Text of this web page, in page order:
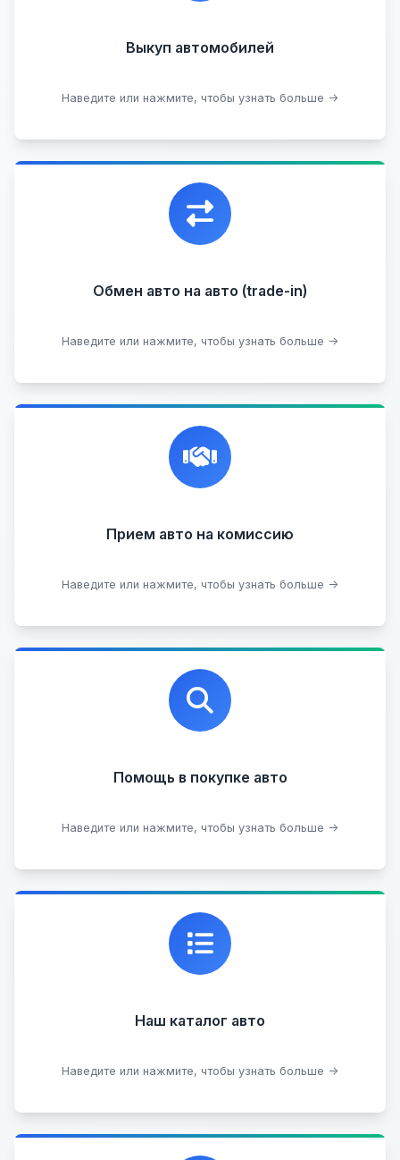
Выкуп автомобилей
Наведите или нажмите, чтобы узнать больше →
Проблемные
В залоге
Узнать стоимость
Обмен авто на авто (trade-in)
Наведите или нажмите, чтобы узнать больше →
Уникальная возможность обменять ваш
автомобиль с доплатой, подобрав вам
подходящий вариант.
Подобрать авто
Прием авто на комиссию
Наведите или нажмите, чтобы узнать больше →
Честная и профессиональная экспертиза, реклама,
переговоры с клиентами, подготовка документов,
сопровождение сделки.
Прием битых авто
Оставить на комиссии
Помощь в покупке авто
Наведите или нажмите, чтобы узнать больше →
Профессиональная помощь в выборе автомобиля
на любых торговых площадках с проверкой
юридической чистоты.
Подобрать авто
Наш каталог авто
Наведите или нажмите, чтобы узнать больше →
Каталог проверенных автомобилей в отличном
состоянии, где вы можете найти подробную
информацию о каждом авто.
Посмотреть каталог